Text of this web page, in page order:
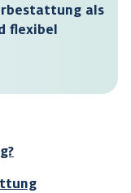
als
flexibel